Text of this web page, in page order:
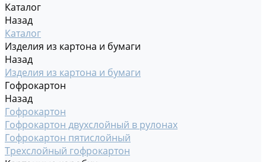
Каталог
Назад
Каталог
Изделия из картона и бумаги
Назад
Изделия из картона и бумаги
Гофрокартон
Назад
Гофрокартон
Гофрокартон двухслойный в рулонах
Гофрокартон пятислойный
Трехслойный гофрокартон